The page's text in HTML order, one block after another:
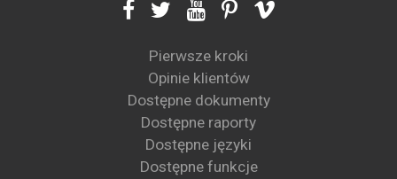
Pierwsze kroki
Opinie klientów
Dostępne dokumenty
Dostępne raporty
Dostępne języki
Dostępne funkcje